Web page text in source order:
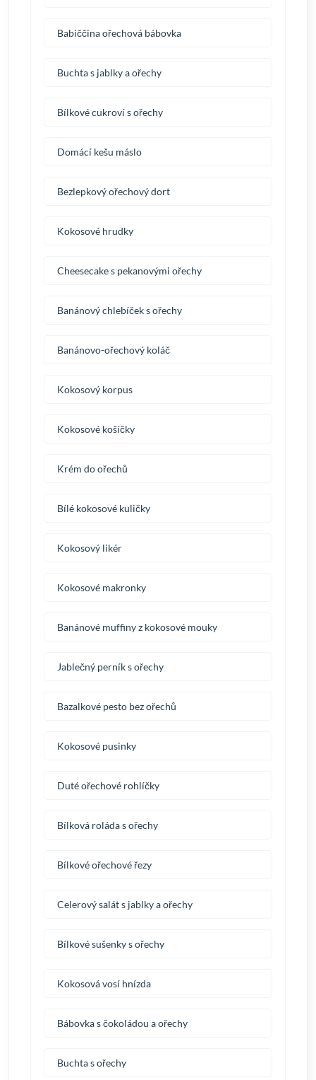
Babiččina ořechová bábovka
Buchta s jablky a ořechy
Bílkové cukroví s ořechy
Domácí kešu máslo
Bezlepkový ořechový dort
Kokosové hrudky
Cheesecake s pekanovými ořechy
Banánový chlebíček s ořechy
Banánovo-ořechový koláč
Kokosový korpus
Kokosové košíčky
Krém do ořechů
Bílé kokosové kuličky
Kokosový likér
Kokosové makronky
Banánové muffiny z kokosové mouky
Jablečný perník s ořechy
Bazalkové pesto bez ořechů
Kokosové pusinky
Duté ořechové rohlíčky
Bílková roláda s ořechy
Bílkové ořechové řezy
Celerový salát s jablky a ořechy
Bílkové sušenky s ořechy
Kokosová vosí hnízda
Bábovka s čokoládou a ořechy
Buchta s ořechy